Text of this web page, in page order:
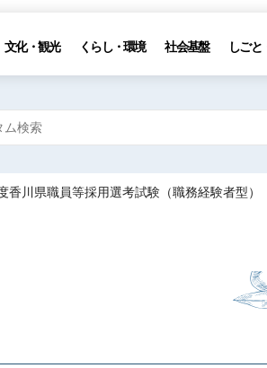
文化・観光 くらし・環境 社会基盤 しごと
香川県職員等採用選考試験（職務経験者型）